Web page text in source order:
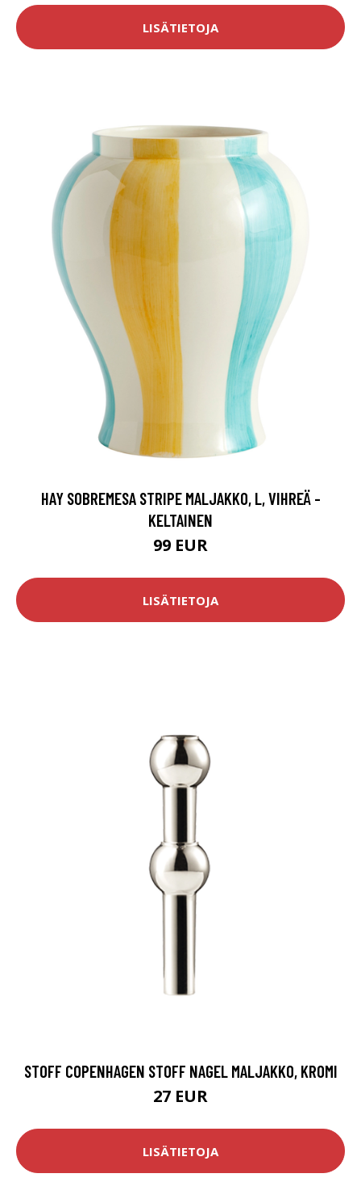
LISÄTIETOJA
HAY SOBREMESA STRIPE MALJAKKO, L, VIHREÄ -
KELTAINEN
99 EUR
LISÄTIETOJA
STOFF COPENHAGEN STOFF NAGEL MALJAKKO, KROMI
27 EUR
LISÄTIETOJA